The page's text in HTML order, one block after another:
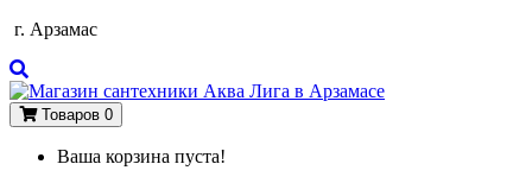
г. Арзамас
Товаров 0
Ваша корзина пуста!